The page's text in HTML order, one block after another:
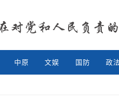
中原 文娱 国防 政